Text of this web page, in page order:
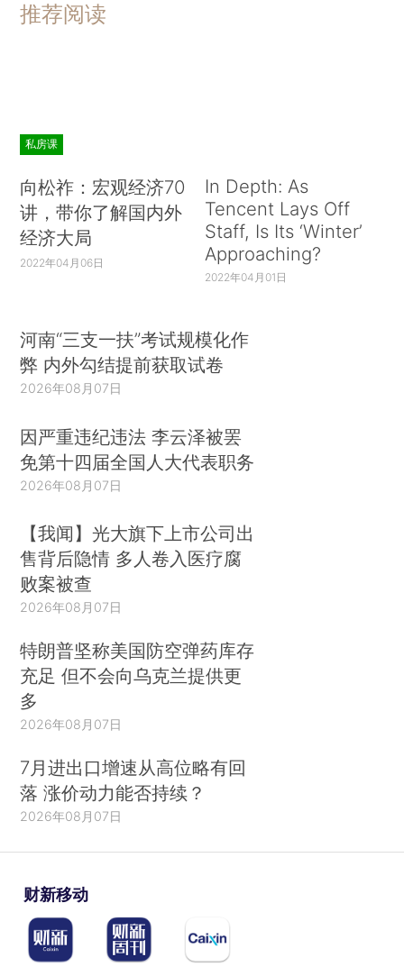
推荐阅读
私房课
向松祚：宏观经济70
讲，带你了解国内外
经济大局
2022年04月06日
In Depth: As
Tencent Lays Off
Staff, Is Its ‘Winter’
Approaching?
2022年04月01日
河南“三支一扶”考试规模化作
弊 内外勾结提前获取试卷
2026年08月07日
因严重违纪违法 李云泽被罢
免第十四届全国人大代表职务
2026年08月07日
【我闻】光大旗下上市公司出
售背后隐情 多人卷入医疗腐
败案被查
2026年08月07日
特朗普坚称美国防空弹药库存
充足 但不会向乌克兰提供更
多
2026年08月07日
7月进出口增速从高位略有回
落 涨价动力能否持续？
2026年08月07日
财新移动